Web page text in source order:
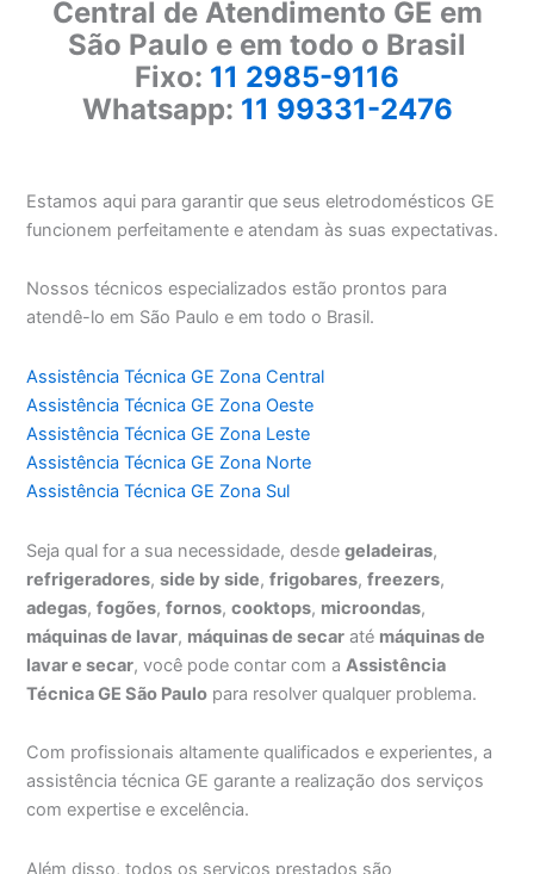
Central de Atendimento GE em
São Paulo e em todo o Brasil
Fixo: 11 2985-9116
Whatsapp: 11 99331-2476
Estamos aqui para garantir que seus eletrodomésticos GE
funcionem perfeitamente e atendam às suas expectativas.
Nossos técnicos especializados estão prontos para
atendê-lo em São Paulo e em todo o Brasil.
Assistência Técnica GE Zona Central
Assistência Técnica GE Zona Oeste
Assistência Técnica GE Zona Leste
Assistência Técnica GE Zona Norte
Assistência Técnica GE Zona Sul
Seja qual for a sua necessidade, desdegeladeiras,
refrigeradores,side by side,frigobares,freezers,
adegas,fogões,fornos,cooktops, microondas,
máquinas de lavar, máquinas de secar até máquinas de
lavar e secar, você pode contar com a Assistência
Técnica GE São Paulo para resolver qualquer problema.
Com profissionais altamente qualificados e experientes, a
assistência técnica GE garante a realização dos serviços
com expertise e excelência.
Além disso, todos os serviços prestados são